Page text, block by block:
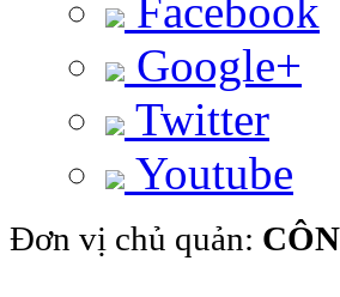
Facebook
Google+
Twitter
Youtube
Đơn vị chủ quản: